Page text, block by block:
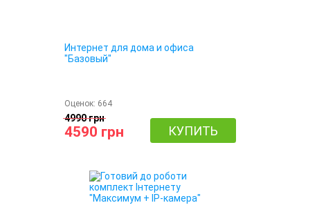
Интернет для дома и офиса
"Базовый"
Оценок: 664
4990 грн
4590 грн КУПИТЬ